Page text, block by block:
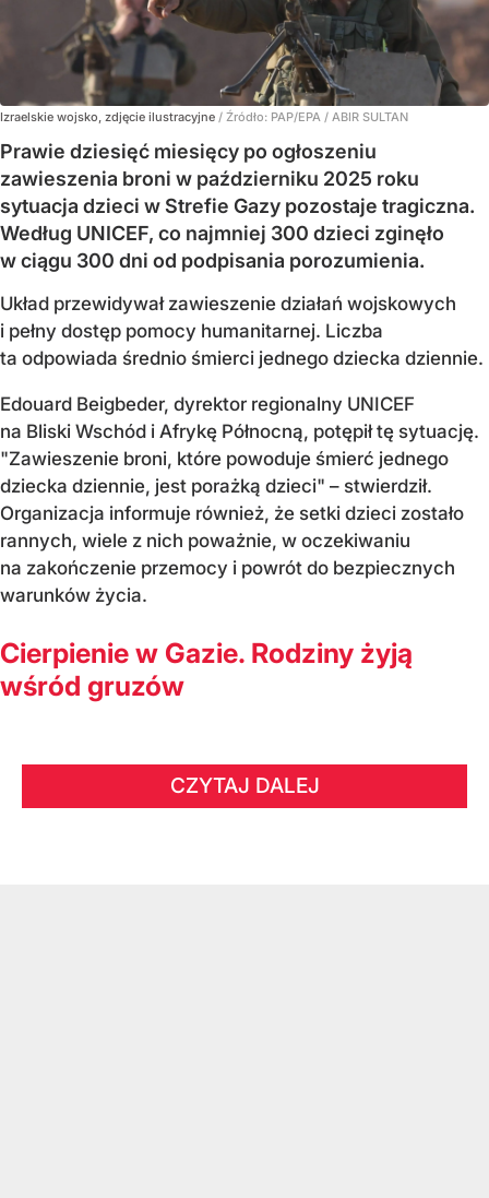
Izraelskie wojsko, zdjęcie ilustracyjne / Źródło: PAP/EPA / ABIR SULTAN
Prawie dziesięć miesięcy po ogłoszeniu
zawieszenia broni w październiku 2025 roku
sytuacja dzieci w Strefie Gazy pozostaje tragiczna.
Według UNICEF, co najmniej 300 dzieci zginęło
w ciągu 300 dni od podpisania porozumienia.
Układ przewidywał zawieszenie działań wojskowych
i pełny dostęp pomocy humanitarnej. Liczba
ta odpowiada średnio śmierci jednego dziecka dziennie.
Edouard Beigbeder, dyrektor regionalny UNICEF
na Bliski Wschód i Afrykę Północną, potępił tę sytuację.
"Zawieszenie broni, które powoduje śmierć jednego
dziecka dziennie, jest porażką dzieci" – stwierdził.
Organizacja informuje również, że setki dzieci zostało
rannych, wiele z nich poważnie, w oczekiwaniu
na zakończenie przemocy i powrót do bezpiecznych
warunków życia.
Cierpienie w Gazie. Rodziny żyją
wśród gruzów
CZYTAJ DALEJ